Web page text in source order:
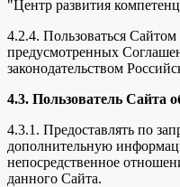
"Центр развития
4.2.4. Пользоваться
предусмотренных
законодательством
4.3. Пользователь Сайта
4.3.1. Предоставлять по
дополнительную
непосредственное
данного Сайта.